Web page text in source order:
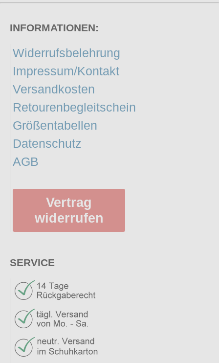
INFORMATIONEN:
Widerrufsbelehrung
Impressum/Kontakt
Versandkosten
Retourenbegleitschein
Größentabellen
Datenschutz
AGB
Vertrag
widerrufen
SERVICE